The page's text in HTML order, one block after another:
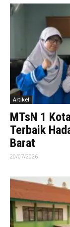
Artikel
MTsN 1
Terbaik
Barat
20/07/2026